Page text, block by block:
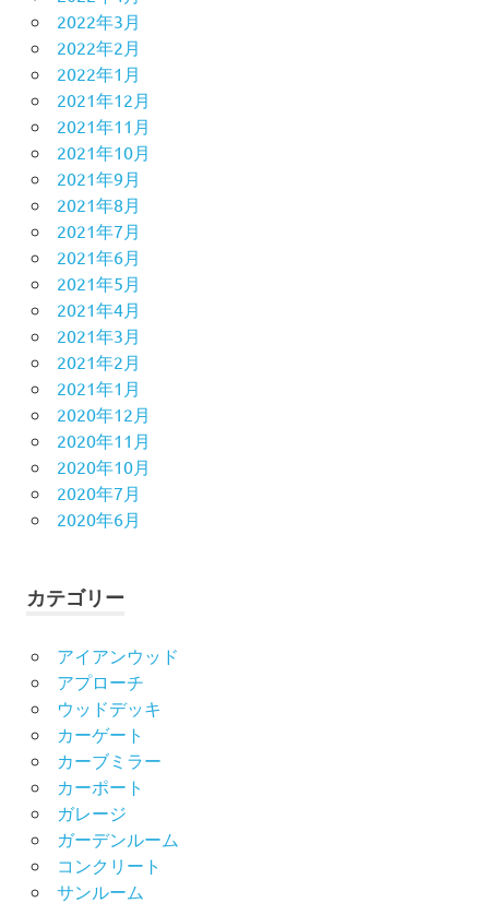
2022年3月
2022年2月
2022年1月
2021年12月
2021年11月
2021年10月
2021年9月
2021年8月
2021年7月
2021年6月
2021年5月
2021年4月
2021年3月
2021年2月
2021年1月
2020年12月
2020年11月
2020年10月
2020年7月
2020年6月
カテゴリー
アイアンウッド
アプローチ
ウッドデッキ
カーゲート
カーブミラー
カーポート
ガレージ
ガーデンルーム
コンクリート
サンルーム